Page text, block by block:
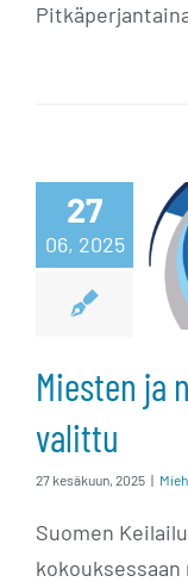
27
06, 2025
Miesten ja
valittu
27 kesäkuun, 2025 |
Suomen